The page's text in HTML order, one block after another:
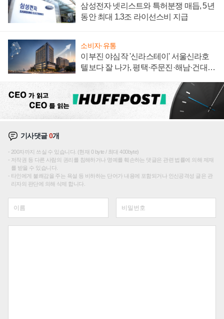
삼성전자 넷리스트와 특허분쟁 매듭, 5년
동안 최대 1.3조 라이선스비 지급
소비자·유통
이부진 야심작 '신라스테이' 서울신라호
텔보다 잘 나가, 평택·주문진·해남·건대로
기사댓글0개
200자까지 쓰실 수 있습니다. (현재 0 byte / 최대 400byte)
저작권 등 다른 사람의 권리를 침해하거나 명예를 훼손하는 댓글은 관련 법률에 의해 제재
를 받을 수 있습니다.
타인에게 불쾌감을 주는 욕설 등 비하하는 단어가 내용에 포함되거나 인신공격성 글은 관
리자의 판단에 의해 삭제 합니다.